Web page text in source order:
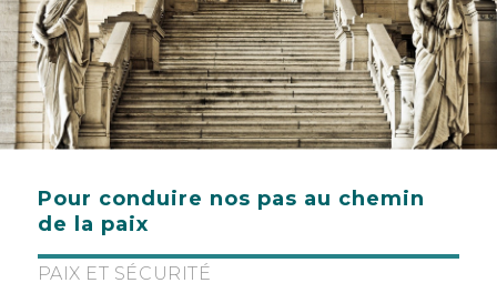
Pour conduire nos pas au chemin
de la paix
PAIX ET SÉCURITÉ